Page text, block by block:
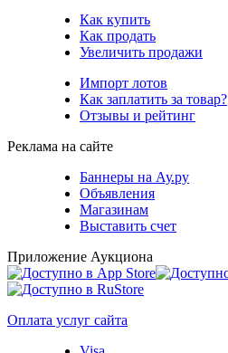
Как купить
Как продать
Увеличить продажи
Импорт лотов
Как заплатить за товар?
Отзывы и рейтинг
Реклама на сайте
Баннеры на Ау.ру
Объявления
Магазинам
Выставить счет
Приложение Аукциона
Оплата услуг сайта